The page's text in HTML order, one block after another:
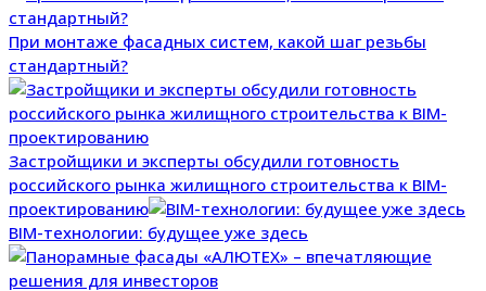
При монтаже фасадных систем, какой шаг резьбы
стандартный?
Застройщики и эксперты обсудили готовность
российского рынка жилищного строительства к BIM-
проектированию
BIM-технологии: будущее уже здесь